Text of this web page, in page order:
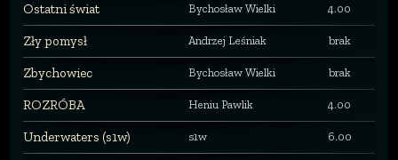
Ostatni świat Bychosław Wielki 4.00
Zły pomysł Andrzej Leśniak brak
Zbychowiec Bychosław Wielki brak
ROZRÓBA Heniu Pawlik 4.00
Underwaters (s1w) s1w 6.00